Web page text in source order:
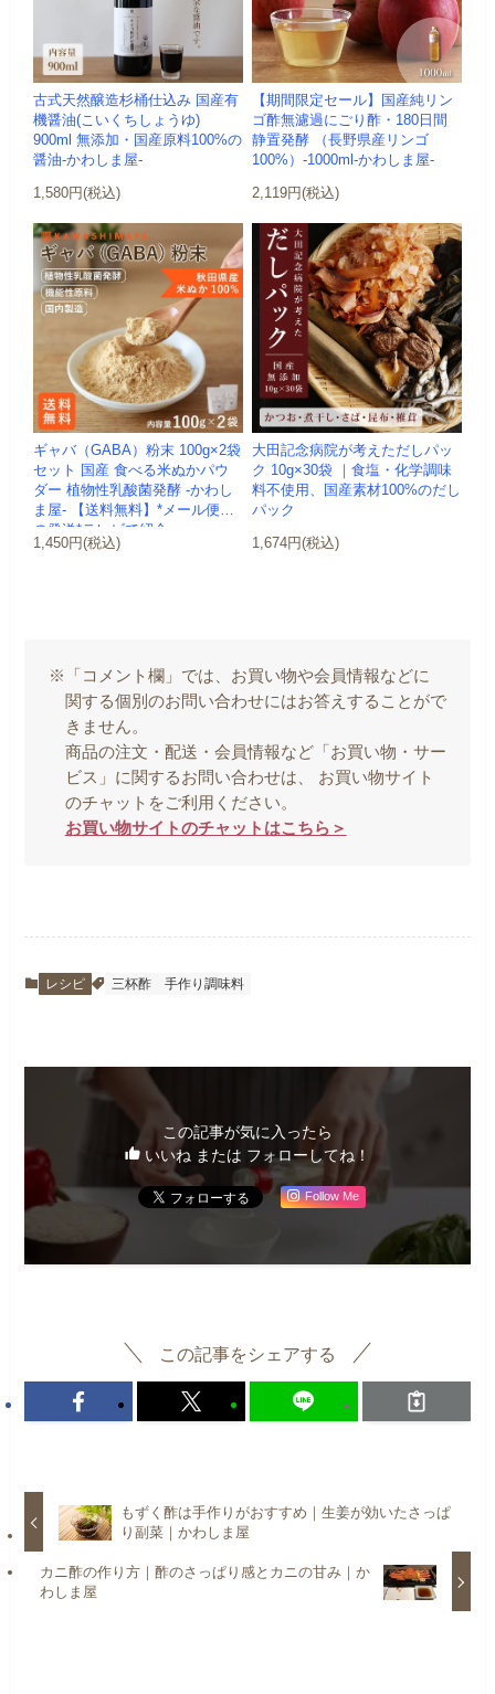
古式天然醸造杉桶仕込み 国産有
機醤油(こいくちしょうゆ)
900ml 無添加・国産原料100%の
醤油-かわしま屋-
1,580円(税込)
【期間限定セール】国産純リン
ゴ酢無濾過にごり酢・180日間
静置発酵 （長野県産リンゴ
100%）-1000ml-かわしま屋-
2,119円(税込)
ギャバ（GABA）粉末 100g×2袋
セット 国産 食べる米ぬかパウ
ダー 植物性乳酸菌発酵 -かわし
ま屋- 【送料無料】*メール便で
の発送*テレビで紹介
1,450円(税込)
大田記念病院が考えただしパッ
ク 10g×30袋 ｜食塩・化学調味
料不使用、国産素材100%のだし
パック
1,674円(税込)
※「コメント欄」では、お買い物や会員情報などに
関する個別のお問い合わせにはお答えすることがで
きません。
商品の注文・配送・会員情報など「お買い物・サー
ビス」に関するお問い合わせは、 お買い物サイト
のチャットをご利用ください。
お買い物サイトのチャットはこちら＞
レシピ 三杯酢 手作り調味料
この記事が気に入ったら
いいね または フォローしてね！
Follow Me
この記事をシェアする
もずく酢は手作りがおすすめ｜生姜が効いたさっぱ
り副菜｜かわしま屋
カニ酢の作り方｜酢のさっぱり感とカニの甘み｜か
わしま屋